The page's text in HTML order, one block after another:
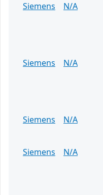
Siemens
N/A
Siemens
N/A
Siemens
N/A
Siemens
N/A